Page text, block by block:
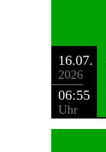
16.07.
2026
06:55
Uhr